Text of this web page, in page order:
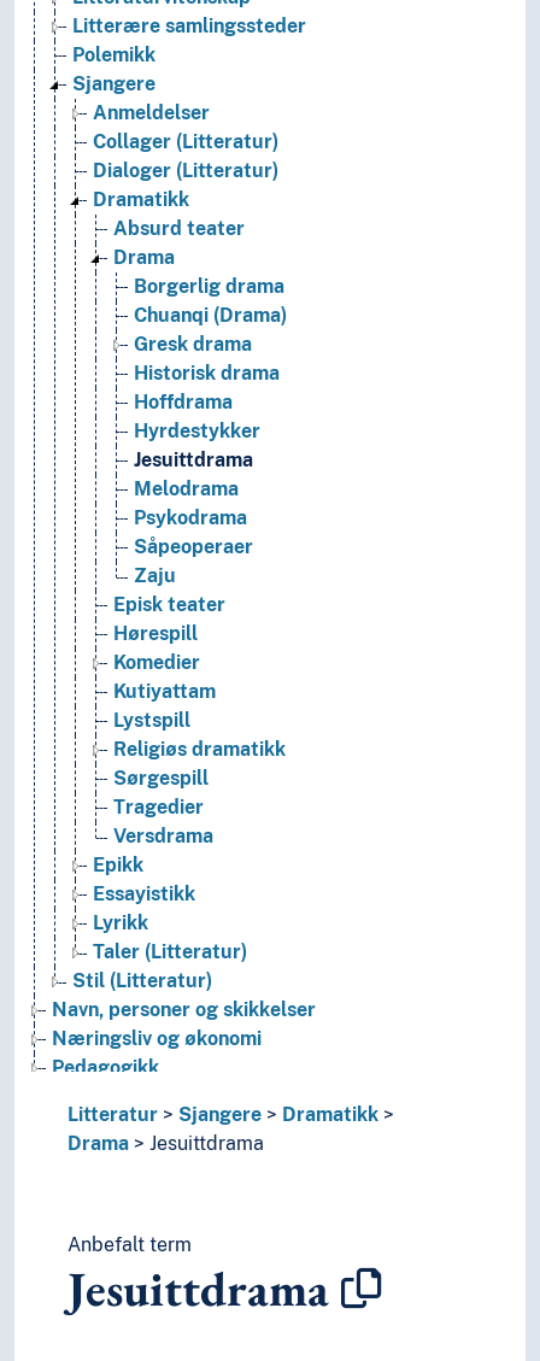
Litterære samlingssteder
Polemikk
Sjangere
Anmeldelser
Collager (Litteratur)
Dialoger (Litteratur)
Dramatikk
Absurd teater
Drama
Borgerlig drama
Chuanqi (Drama)
Gresk drama
Historisk drama
Hoffdrama
Hyrdestykker
Jesuittdrama
Melodrama
Psykodrama
Såpeoperaer
Zaju
Episk teater
Hørespill
Komedier
Kutiyattam
Lystspill
Religiøs dramatikk
Sørgespill
Tragedier
Versdrama
Epikk
Essayistikk
Lyrikk
Taler (Litteratur)
Stil (Litteratur)
Navn, personer og skikkelser
Næringsliv og økonomi
Pedagogikk
Realfag
Religionsvitenskap
Språk
Tid i enheter, stadier og perioder
Litteratur Sjangere
Dramatikk
Drama
Jesuittdrama
Anbefalt term
Jesuittdrama